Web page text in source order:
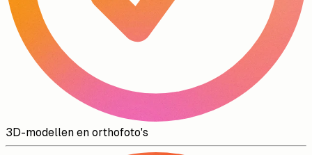
3D-modellen en orthofoto's